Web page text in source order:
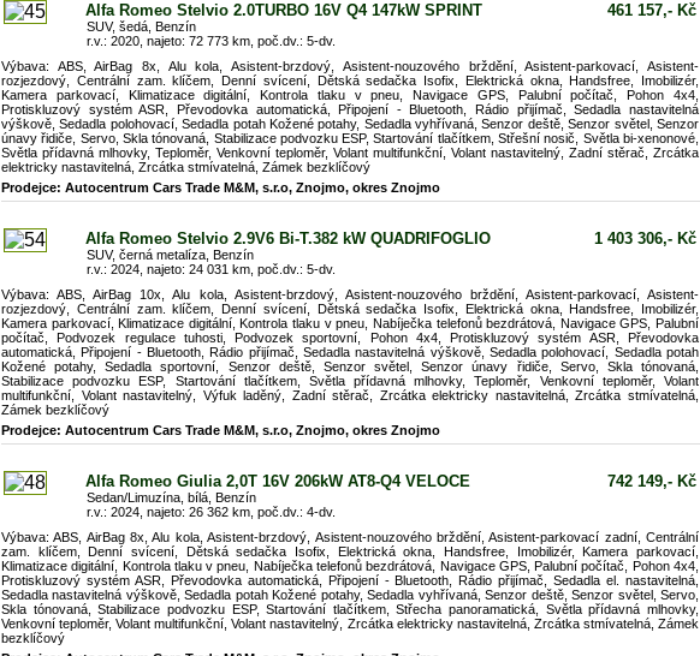
Alfa Romeo Stelvio 2.0TURBO 16V Q4 147kW SPRINT 461 157,- Kč
SUV, šedá, Benzín
r.v.: 2020, najeto: 72 773 km, poč.dv.: 5-dv.
Výbava: ABS, AirBag 8x, Alu kola, Asistent-brzdový, Asistent-nouzového brždění, Asistent-parkovací, Asistent-
rozjezdový, Centrální zam. klíčem, Denní svícení, Dětská sedačka Isofix, Elektrická okna, Handsfree, Imobilizér,
Kamera parkovací, Klimatizace digitální, Kontrola tlaku v pneu, Navigace GPS, Palubní počítač, Pohon 4x4,
Protiskluzový systém ASR, Převodovka automatická, Připojení - Bluetooth, Rádio přijímač, Sedadla nastavitelná
výškově, Sedadla polohovací, Sedadla potah Kožené potahy, Sedadla vyhřívaná, Senzor deště, Senzor světel, Senzor
únavy řidiče, Servo, Skla tónovaná, Stabilizace podvozku ESP, Startování tlačítkem, Střešní nosič, Světla bi-xenonové,
Světla přídavná mlhovky, Teploměr, Venkovní teploměr, Volant multifunkční, Volant nastavitelný, Zadní stěrač, Zrcátka
elektricky nastavitelná, Zrcátka stmívatelná, Zámek bezklíčový
Prodejce: Autocentrum Cars Trade M&M, s.r.o, Znojmo, okres Znojmo
Alfa Romeo Stelvio 2.9V6 Bi-T.382 kW QUADRIFOGLIO 1 403 306,- Kč
SUV, černá metalíza, Benzín
r.v.: 2024, najeto: 24 031 km, poč.dv.: 5-dv.
Výbava: ABS, AirBag 10x, Alu kola, Asistent-brzdový, Asistent-nouzového brždění, Asistent-parkovací, Asistent-
rozjezdový, Centrální zam. klíčem, Denní svícení, Dětská sedačka Isofix, Elektrická okna, Handsfree, Imobilizér,
Kamera parkovací, Klimatizace digitální, Kontrola tlaku v pneu, Nabíječka telefonů bezdrátová, Navigace GPS, Palubní
počítač, Podvozek regulace tuhosti, Podvozek sportovní, Pohon 4x4, Protiskluzový systém ASR, Převodovka
automatická, Připojení - Bluetooth, Rádio přijímač, Sedadla nastavitelná výškově, Sedadla polohovací, Sedadla potah
Kožené potahy, Sedadla sportovní, Senzor deště, Senzor světel, Senzor únavy řidiče, Servo, Skla tónovaná,
Stabilizace podvozku ESP, Startování tlačítkem, Světla přídavná mlhovky, Teploměr, Venkovní teploměr, Volant
multifunkční, Volant nastavitelný, Výfuk laděný, Zadní stěrač, Zrcátka elektricky nastavitelná, Zrcátka stmívatelná,
Zámek bezklíčový
Prodejce: Autocentrum Cars Trade M&M, s.r.o, Znojmo, okres Znojmo
Alfa Romeo Giulia 2,0T 16V 206kW AT8-Q4 VELOCE 742 149,- Kč
Sedan/Limuzína, bílá, Benzín
r.v.: 2024, najeto: 26 362 km, poč.dv.: 4-dv.
Výbava: ABS, AirBag 8x, Alu kola, Asistent-brzdový, Asistent-nouzového brždění, Asistent-parkovací zadní, Centrální
zam. klíčem, Denní svícení, Dětská sedačka Isofix, Elektrická okna, Handsfree, Imobilizér, Kamera parkovací,
Klimatizace digitální, Kontrola tlaku v pneu, Nabíječka telefonů bezdrátová, Navigace GPS, Palubní počítač, Pohon 4x4,
Protiskluzový systém ASR, Převodovka automatická, Připojení - Bluetooth, Rádio přijímač, Sedadla el. nastavitelná,
Sedadla nastavitelná výškově, Sedadla potah Kožené potahy, Sedadla vyhřívaná, Senzor deště, Senzor světel, Servo,
Skla tónovaná, Stabilizace podvozku ESP, Startování tlačítkem, Střecha panoramatická, Světla přídavná mlhovky,
Venkovní teploměr, Volant multifunkční, Volant nastavitelný, Zrcátka elektricky nastavitelná, Zrcátka stmívatelná, Zámek
bezklíčový